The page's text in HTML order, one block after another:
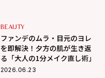
BEAUTY
ファンデのムラ・目元のヨレ
を即解決！夕方の肌が生き返
る「大人の1分メイク直し術」
2026.06.23